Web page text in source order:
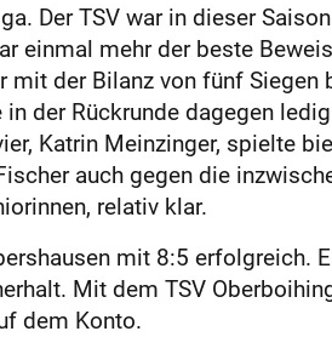
Der TSV war in dieser
einmal mehr der beste
mit der Bilanz von fünf
der Rückrunde dagegen
Katrin Meinzinger, spielte
auch gegen die
relativ klar.
mit 8:5 erfolgreich.
Mit dem TSV
dem Konto.